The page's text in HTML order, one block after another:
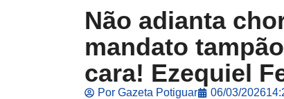
Não adianta
mandato
cara! Ezequiel
Por Gazeta Potiguar 06/03/2026